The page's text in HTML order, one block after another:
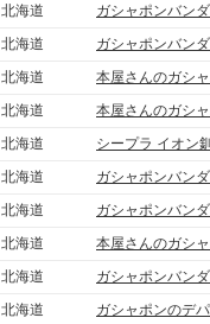
北海道
ガシャポンバン
北海道
ガシャポンバン
北海道
本屋さんのガシ
北海道
本屋さんのガシ
北海道
シープラ イオン
北海道
ガシャポンバン
北海道
ガシャポンバン
北海道
本屋さんのガシ
北海道
ガシャポンバン
北海道
ガシャポンのデ